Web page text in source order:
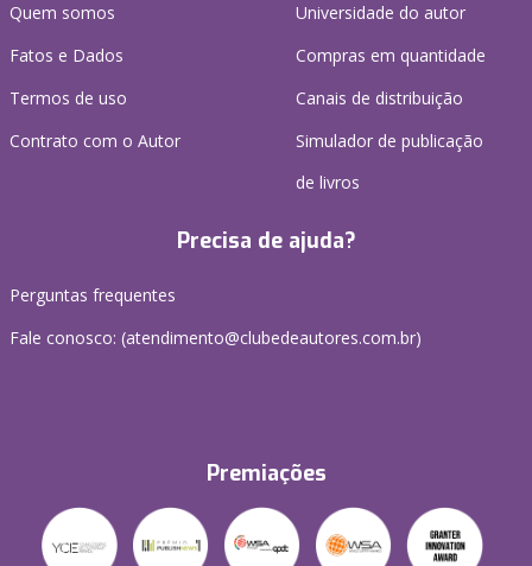
Quem somos
Fatos e Dados
Termos de uso
Contrato com o Autor
Universidade do autor
Compras em quantidade
Canais de distribuição
Simulador de publicação
de livros
Precisa de ajuda?
Perguntas frequentes
Fale conosco: (atendimento@clubedeautores.com.br)
Premiações